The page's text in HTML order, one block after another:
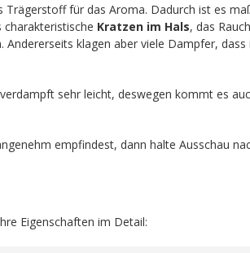
für das Aroma. Dadurch ist es
Kratzen im Hals, das
klagen aber viele Dampfer,
sehr leicht, deswegen kommt es
empfindest, dann halte Ausschau
Eigenschaften im Detail: